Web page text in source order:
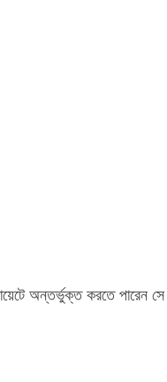
অন্তর্ভুক্ত করতে পারেন সে